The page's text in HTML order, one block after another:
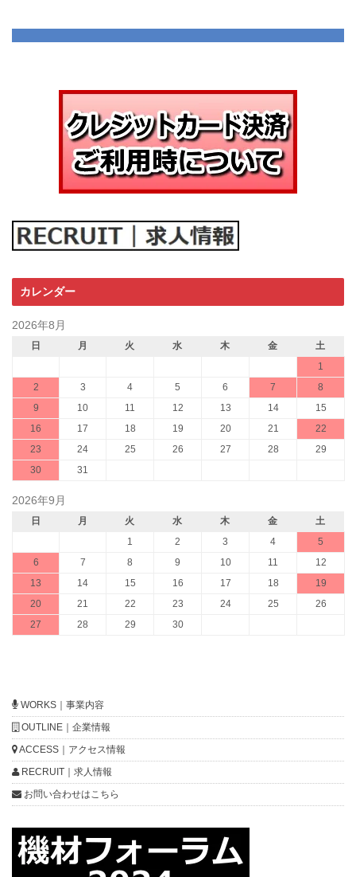
カレンダー
2026年8月
日 月 火 水 木 金
土
1
2
3 4 5 6 7
8
9
10 11 12 13 14
15
16
17 18 19 20 21
22
23
24 25 26 27 28
29
30
31
2026年9月
日 月 火 水 木 金
土
1
2 3 4
5
6
7 8 9 10 11
12
13
14 15 16 17 18
19
20
21 22 23 24 25
26
27
28 29 30
WORKS｜事業内容
OUTLINE｜企業情報
ACCESS｜アクセス情報
RECRUIT｜求人情報
お問い合わせはこちら